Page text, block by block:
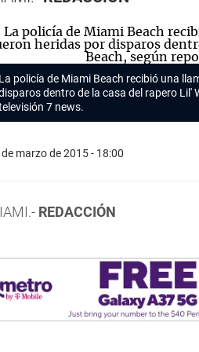
La policía de Miami Beach recibió una
dentro de la casa del rapero Lil'
7 news.
de marzo de 2015 - 18:00
REDACCIÓN